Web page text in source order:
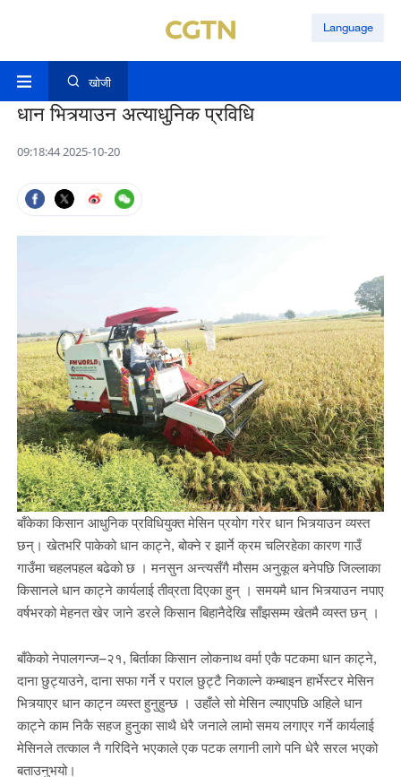
Language
खोजी
धान भित्र्याउन अत्याधुनिक प्रविधि
09:18:44 2025-10-20
बाँकेका किसान आधुनिक प्रविधियुक्त मेसिन प्रयोग गरेर धान भित्र्याउन व्यस्त
छन्। खेतभरि पाकेको धान काट्ने, बोक्ने र झार्ने क्रम चलिरहेका कारण गाउँ
गाउँमा चहलपहल बढेको छ । मनसुन अन्त्यसँगै मौसम अनुकूल बनेपछि जिल्लाका
किसानले धान काट्ने कार्यलाई तीव्रता दिएका हुन् । समयमै धान भित्र्याउन नपाए
वर्षभरको मेहनत खेर जाने डरले किसान बिहानैदेखि साँझसम्म खेतमै व्यस्त छन् ।
बाँकेको नेपालगन्ज–२१, बिर्ताका किसान लोकनाथ वर्मा एकै पटकमा धान काट्ने,
दाना छुट्याउने, दाना सफा गर्ने र पराल छुट्टै निकाल्ने कम्बाइन हार्भेस्टर मेसिन
भित्र्याएर धान काट्न व्यस्त हुनुहुन्छ । उहाँले सो मेसिन ल्याएपछि अहिले धान
काट्ने काम निकै सहज हुनुका साथै धेरै जनाले लामो समय लगाएर गर्ने कार्यलाई
मेसिनले तत्काल नै गरिदिने भएकाले एक पटक लगानी लागे पनि धेरै सरल भएको
बताउनुभयो।